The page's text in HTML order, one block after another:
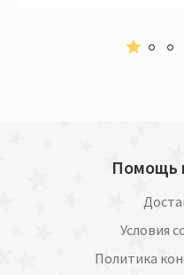
Помощь
Условия
Политика